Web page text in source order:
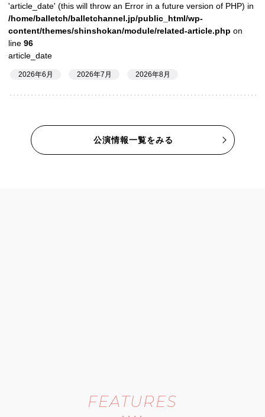
'article_date' (this will throw an Error in a future version of PHP) in
/home/balletch/balletchannel.jp/public_html/wp-
content/themes/shinshokan/module/related-article.php on
line 96
article_date
2026年6月 2026年7月 2026年8月
公演情報一覧をみる
FEATURES